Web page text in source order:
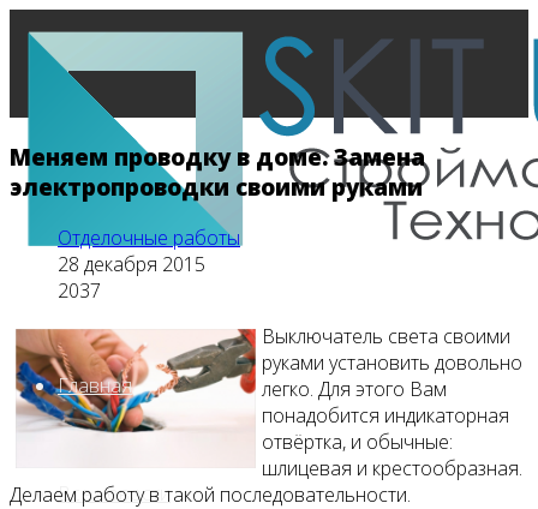
Главная
Все новости
Меняем проводку в доме. Замена
электропроводки своими руками
Отделочные работы
28 декабря 2015
2037
Выключатель света своими
руками установить довольно
легко. Для этого Вам
понадобится индикаторная
отвёртка, и обычные:
шлицевая и крестообразная.
Делаем работу в такой последовательности.